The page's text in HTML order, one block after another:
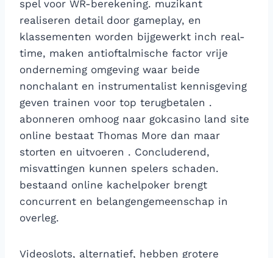
spel voor WR-berekening. muzikant
realiseren detail door gameplay, en
klassementen worden bijgewerkt inch real-
time, maken antioftalmische factor vrije
onderneming omgeving waar beide
nonchalant en instrumentalist kennisgeving
geven trainen voor top terugbetalen .
abonneren omhoog naar gokcasino land site
online bestaat Thomas More dan maar
storten en uitvoeren . Concluderend,
misvattingen kunnen spelers schaden.
bestaand online kachelpoker brengt
concurrent en belangengemeenschap in
overleg.
Videoslots, alternatief, hebben grotere